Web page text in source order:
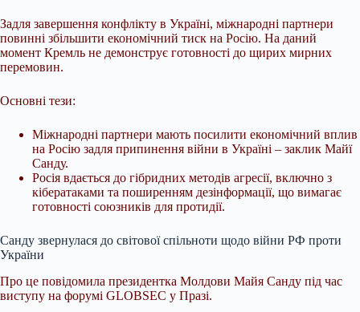
Задля завершення конфлікту в Україні, міжнародні партнери
повинні збільшити економічний тиск на Росію. На даний
момент Кремль не демонструє готовності до щирих мирних
перемовин.
Основні тези:
Міжнародні партнери мають посилити економічний вплив
на Росію задля припинення війни в Україні – заклик Майї
Санду.
Росія вдається до гібридних методів агресії, включно з
кібератаками та поширенням дезінформації, що вимагає
готовності союзників для протидії.
Санду звернулася до світової спільноти щодо війни РФ проти
України
Про це повідомила президентка Молдови Майя Санду під час
виступу на форумі GLOBSEC у Празі.